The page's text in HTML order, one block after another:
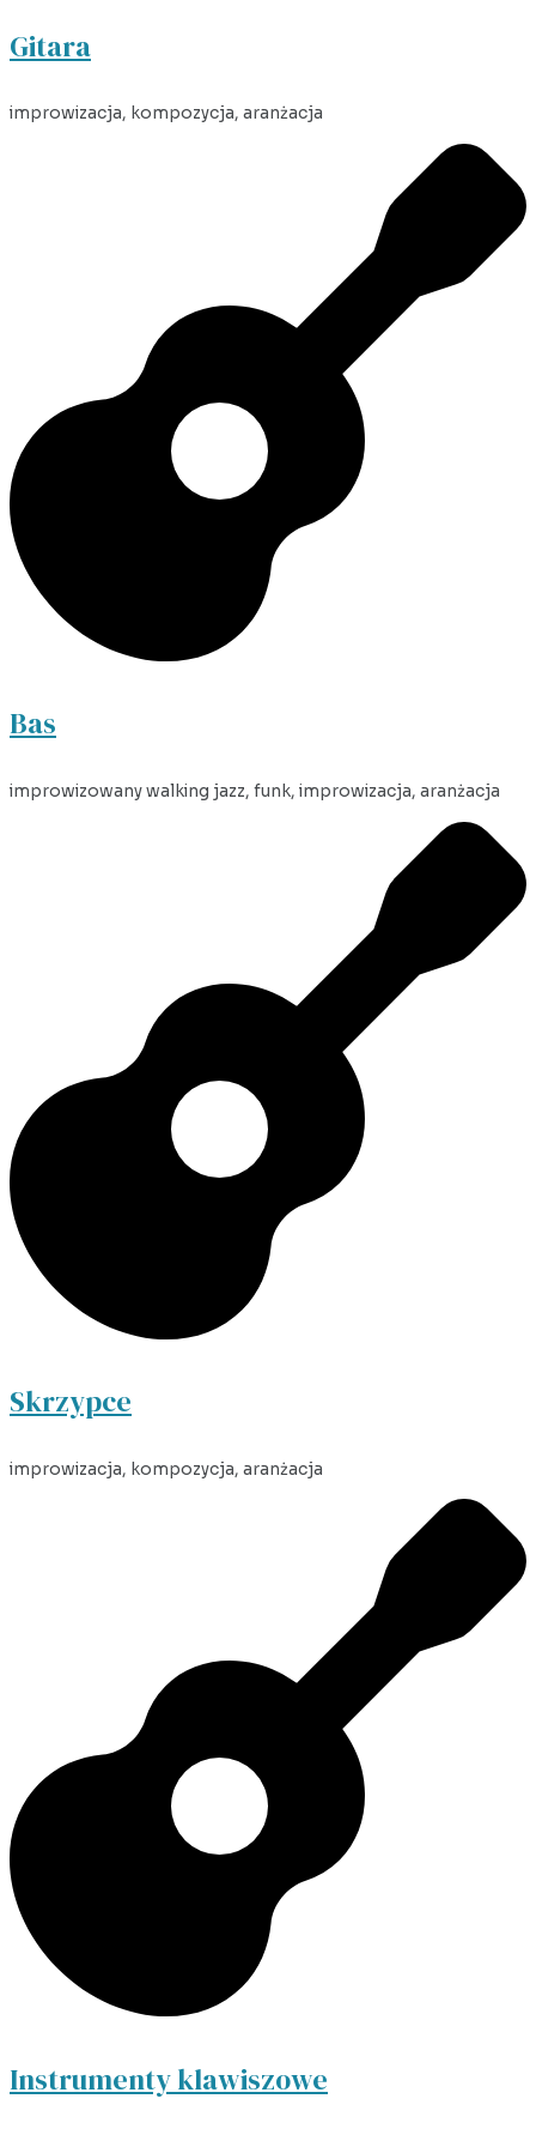
Gitara
improwizacja, kompozycja, aranżacja
Bas
improwizowany walking jazz, funk, improwizacja, aranżacja
Skrzypce
improwizacja, kompozycja, aranżacja
Instrumenty klawiszowe